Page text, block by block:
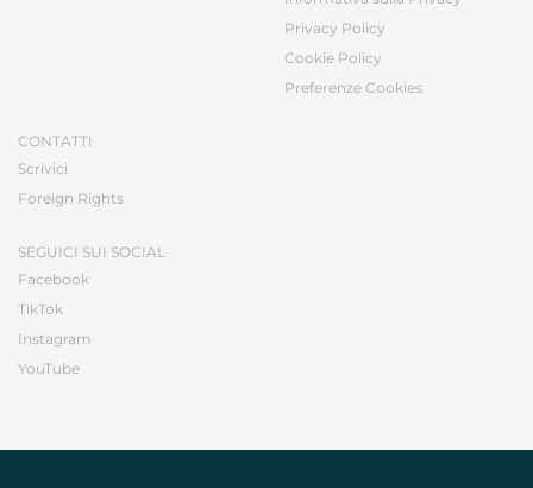
Privacy Policy
Cookie Policy
Preferenze Cookies
CONTATTI
Scrivici
Foreign Rights
SEGUICI SUI SOCIAL
Facebook
TikTok
Instagram
YouTube